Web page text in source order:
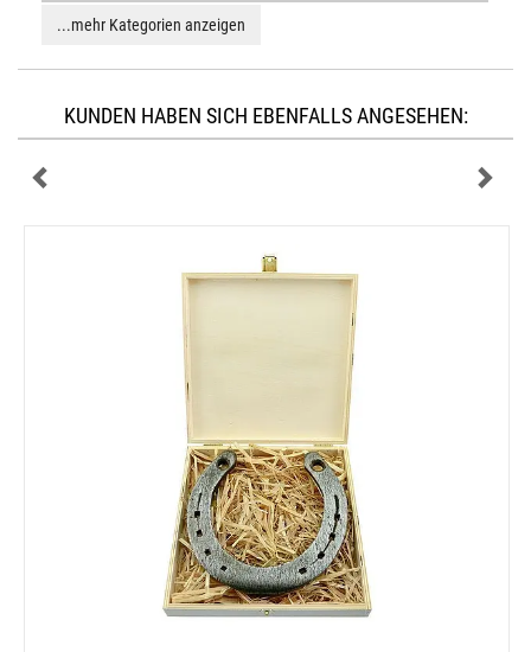
...mehr Kategorien anzeigen
KUNDEN HABEN SICH EBENFALLS ANGESEHEN: